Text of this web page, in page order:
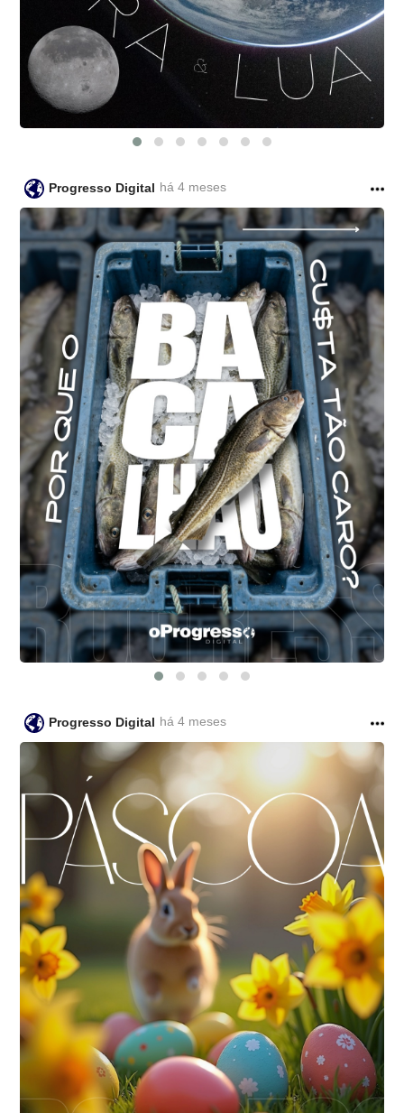
Progresso Digital há 4 meses
Progresso Digital há 4 meses